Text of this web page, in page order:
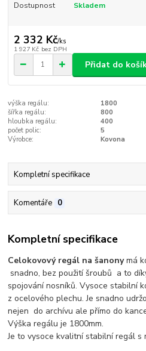
Dostupnost Skladem
2 332 Kč/ks
1 927 Kč bez DPH
Přidat do
výška regálu:
1800
šířka regálu:
800
hloubka regálu:
400
počet polic:
5
Výrobce:
Kovona
Kompletní specifikace
Komentáře 0
Kompletní specifikace
Celokovový regál na šanonymá
snadno, bez použití šroubů a to
spojování nosníků. Vysoce stabilní
z ocelového plechu. Je snadno
nejen do archívu ale přímo do
Výška regálu je 1800mm.
Je to vysoce kvalitní stabilní regál s